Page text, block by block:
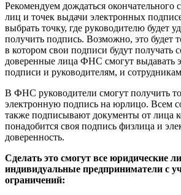
Рекомендуем дождаться окончательного
лиц и точек выдачи электронных
выбрать точку, где руководителю будет
получить подпись. Возможно, это будет
в котором свои подписи будут получать
доверенные лица ФНС смогут выдавать
подписи и руководителям, и
В ФНС руководители смогут получить
электронную подпись на юрлицо. Всем
также подписывают документы от лица
понадобится своя подпись физлица и
доверенность.
Сделать это смогут все юридические
индивидуальные предприниматели с
ограничений: